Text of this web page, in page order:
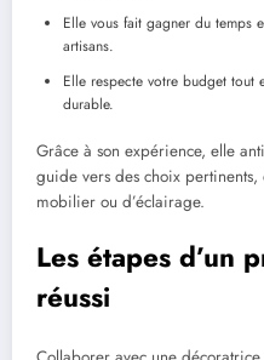
Elle vous fait gagner du temps
artisans.
Elle respecte votre budget tout
durable.
Grâce à son expérience, elle
guide vers des choix pertinents,
mobilier ou d’éclairage.
Les étapes d’un
réussi